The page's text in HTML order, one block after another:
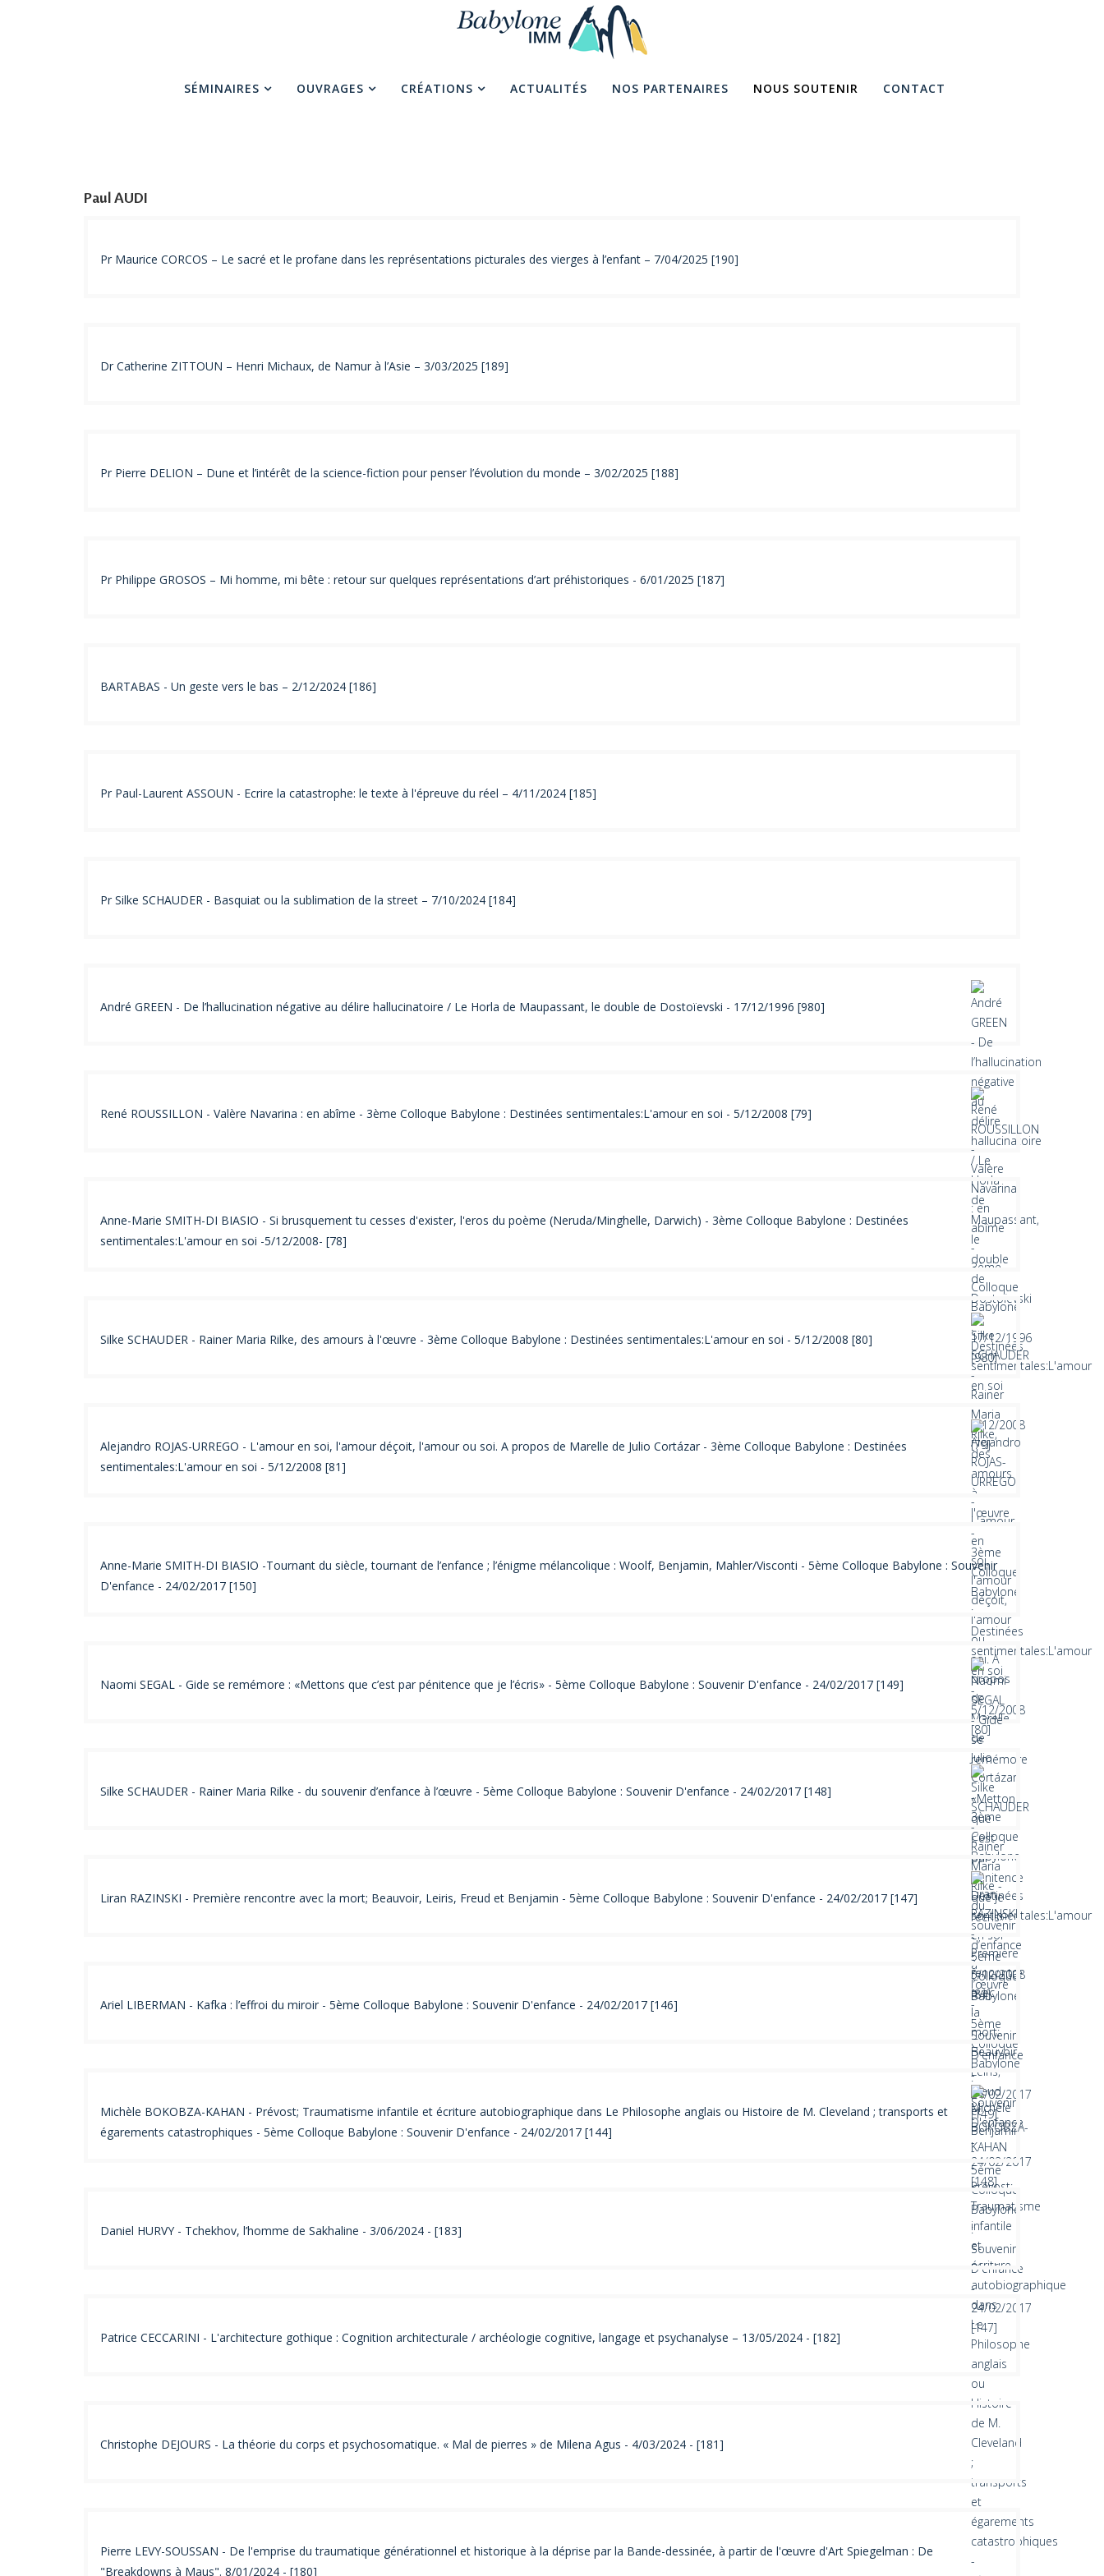
SÉMINAIRES OUVRAGES CRÉATIONS ACTUALITÉS NOS PARTENAIRES NOUS SOUTENIR CONTACT
Paul AUDI
Pr Maurice CORCOS – Le sacré et le profane dans les représentations picturales des vierges à l’enfant – 7/04/2025 [190]
Dr Catherine ZITTOUN – Henri Michaux, de Namur à l’Asie – 3/03/2025 [189]
Pr Pierre DELION – Dune et l’intérêt de la science-fiction pour penser l’évolution du monde – 3/02/2025 [188]
Pr Philippe GROSOS – Mi homme, mi bête : retour sur quelques représentations d’art préhistoriques - 6/01/2025 [187]
BARTABAS - Un geste vers le bas – 2/12/2024 [186]
Pr Paul-Laurent ASSOUN - Ecrire la catastrophe: le texte à l'épreuve du réel – 4/11/2024 [185]
Pr Silke SCHAUDER - Basquiat ou la sublimation de la street – 7/10/2024 [184]
André GREEN - De l’hallucination négative au délire hallucinatoire / Le Horla de Maupassant, le double de Dostoïevski - 17/12/1996 [980]
René ROUSSILLON - Valère Navarina : en abîme - 3ème Colloque Babylone : Destinées sentimentales:L'amour en soi - 5/12/2008 [79]
Anne-Marie SMITH-DI BIASIO - Si brusquement tu cesses d'exister, l'eros du poème (Neruda/Minghelle, Darwich) - 3ème Colloque Babylone : Destinées
sentimentales:L'amour en soi -5/12/2008- [78]
Silke SCHAUDER - Rainer Maria Rilke, des amours à l'œuvre - 3ème Colloque Babylone : Destinées sentimentales:L'amour en soi - 5/12/2008 [80]
Alejandro ROJAS-URREGO - L'amour en soi, l'amour déçoit, l'amour ou soi. A propos de Marelle de Julio Cortázar - 3ème Colloque Babylone : Destinées
sentimentales:L'amour en soi - 5/12/2008 [81]
Anne-Marie SMITH-DI BIASIO -Tournant du siècle, tournant de l’enfance ; l’énigme mélancolique : Woolf, Benjamin, Mahler/Visconti - 5ème Colloque Babylone : Souvenir
D'enfance - 24/02/2017 [150]
Naomi SEGAL - Gide se remémore : «Mettons que c’est par pénitence que je l’écris» - 5ème Colloque Babylone : Souvenir D'enfance - 24/02/2017 [149]
Silke SCHAUDER - Rainer Maria Rilke - du souvenir d’enfance à l’œuvre - 5ème Colloque Babylone : Souvenir D'enfance - 24/02/2017 [148]
Liran RAZINSKI - Première rencontre avec la mort; Beauvoir, Leiris, Freud et Benjamin - 5ème Colloque Babylone : Souvenir D'enfance - 24/02/2017 [147]
Ariel LIBERMAN - Kafka : l’effroi du miroir - 5ème Colloque Babylone : Souvenir D'enfance - 24/02/2017 [146]
Michèle BOKOBZA-KAHAN - Prévost; Traumatisme infantile et écriture autobiographique dans Le Philosophe anglais ou Histoire de M. Cleveland ; transports et
égarements catastrophiques - 5ème Colloque Babylone : Souvenir D'enfance - 24/02/2017 [144]
Daniel HURVY - Tchekhov, l’homme de Sakhaline - 3/06/2024 - [183]
Patrice CECCARINI - L'architecture gothique : Cognition architecturale / archéologie cognitive, langage et psychanalyse – 13/05/2024 - [182]
Christophe DEJOURS - La théorie du corps et psychosomatique. « Mal de pierres » de Milena Agus - 4/03/2024 - [181]
Pierre LEVY-SOUSSAN - De l'emprise du traumatique générationnel et historique à la déprise par la Bande-dessinée, à partir de l'œuvre d'Art Spiegelman : De
"Breakdowns à Maus". 8/01/2024 - [180]